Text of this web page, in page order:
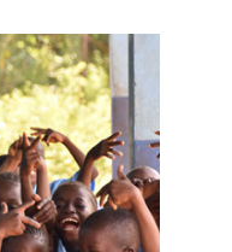
unterstützen wir
e.V.